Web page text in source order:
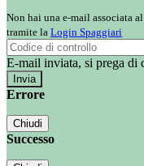
Non hai una e-mail associata
tramite la Login Spaggiari
E-mail inviata, si prega di
Errore
Chiudi
Successo